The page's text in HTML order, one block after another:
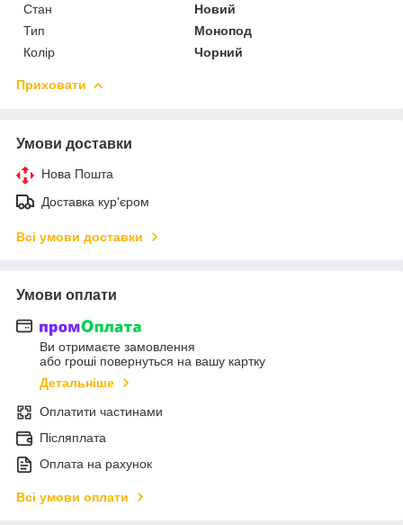
Стан
Новий
Тип
Монопод
Колір
Чорний
Приховати
Умови доставки
Нова Пошта
Доставка кур'єром
Всі умови доставки
Умови оплати
Ви отримаєте замовлення
або гроші повернуться на вашу картку
Детальніше
Оплатити частинами
Післяплата
Оплата на рахунок
Всі умови оплати